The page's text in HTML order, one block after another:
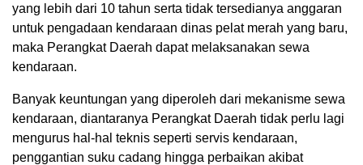
yang lebih dari 10 tahun serta tidak tersedianya anggaran
untuk pengadaan kendaraan dinas pelat merah yang baru,
maka Perangkat Daerah dapat melaksanakan sewa
kendaraan.
Banyak keuntungan yang diperoleh dari mekanisme sewa
kendaraan, diantaranya Perangkat Daerah tidak perlu lagi
mengurus hal-hal teknis seperti servis kendaraan,
penggantian suku cadang hingga perbaikan akibat